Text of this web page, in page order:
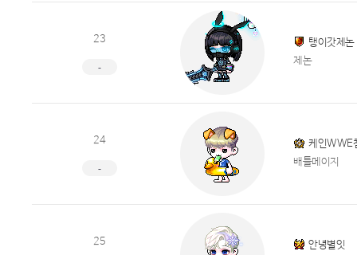
23
-
탱이갓제논
제논
24
-
케인WWE
배틀메이지
25
안녕별잇